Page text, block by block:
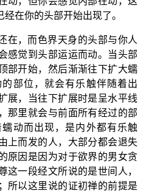
在你的头部开始出现了。
在，而色界天身的头部与你人
感觉到头部运运而动。当头部
部开始，然后渐渐往下扩大蠕
部位，就会有乐触伴随着出
展，当往下扩展时是呈水平线
那里就会与前面所有经过的部
动而出现，是内外都有乐触
上而发的人，大部分都会退失
原因是因为对于欲界的男女贪
这一段经文所说的是世间人，
所以这里说的证初禅的前提是